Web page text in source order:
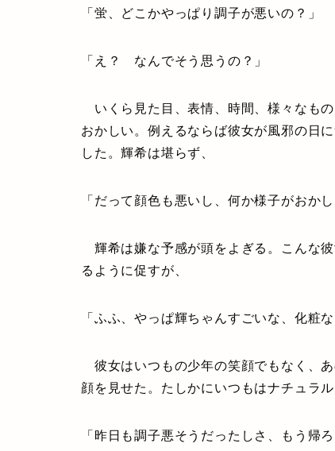
「蛍、どこかやっぱり調子が悪いの？」
「え？ なんでそう思うの？」
いくら見た目、表情、時間、様々なも
おかしい。例えるならば彼女が風邪の日
した。輝希は堪らず、
「だって顔色も悪いし、何か様子がおかし
輝希は嫌な予感が頭をよぎる。こんな
るように促すが、
「ふふ、やっぱ輝ちゃんすごいな、化粧
彼女はいつもの少年の笑顔でもなく、
顔を見せた。たしかにいつもはナチュラ
「昨日も調子悪そうだったしさ、もう